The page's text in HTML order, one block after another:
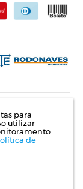
para
utilizar
de
00.774.194/0001-82 |
782- Ijuí | RS